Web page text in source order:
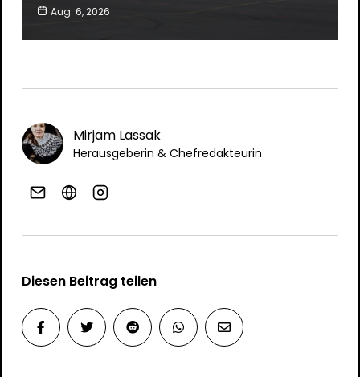
Aug. 6, 2026
Mirjam Lassak
Herausgeberin & Chefredakteurin
Diesen Beitrag teilen